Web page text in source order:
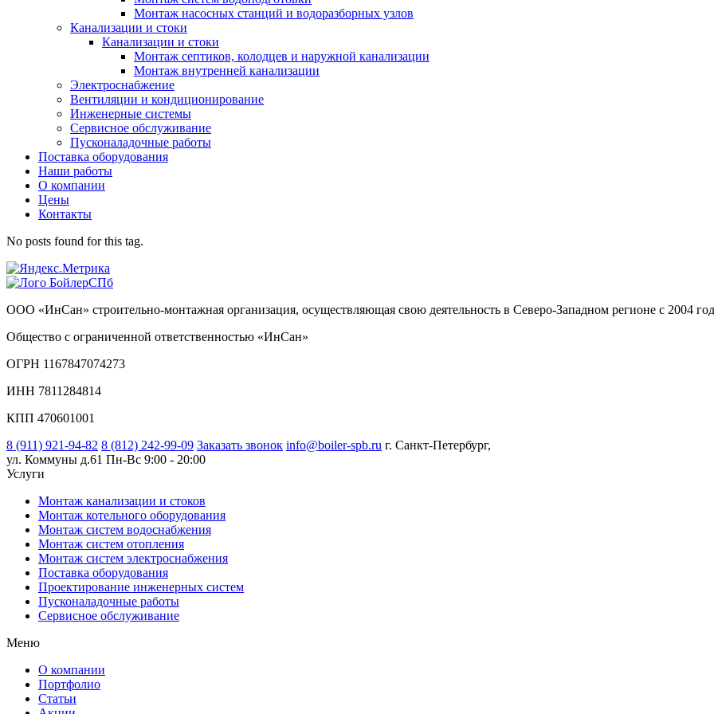
Монтаж насосных станций и водоразборных узлов
Канализации и стоки
Канализации и стоки
Монтаж септиков, колодцев и наружной канализации
Монтаж внутренней канализации
Электроснабжение
Вентиляции и кондиционирование
Инженерные системы
Сервисное обслуживание
Пусконаладочные работы
Поставка оборудования
Наши работы
О компании
Цены
Контакты
No posts found for this tag.
ООО «ИнСан» строительно-монтажная организация, осуществляющая свою деятельность в Северо-Западном регионе с 2004
Общество с ограниченной ответственностью «ИнСан»
ОГРН 1167847074273
ИНН 7811284814
КПП 470601001
8 (911) 921-94-82 8 (812) 242-99-09 Заказать звонок info@boiler-spb.ru г. Санкт-Петербург,
ул. Коммуны д.61 Пн-Вс 9:00 - 20:00
Услуги
Монтаж канализации и стоков
Монтаж котельного оборудования
Монтаж систем водоснабжения
Монтаж систем отопления
Монтаж систем электроснабжения
Поставка оборудования
Проектирование инженерных систем
Пусконаладочные работы
Сервисное обслуживание
Меню
О компании
Портфолио
Статьи